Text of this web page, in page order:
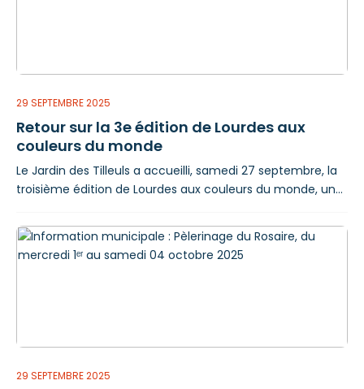
29 SEPTEMBRE 2025
Retour sur la 3e édition de Lourdes aux
couleurs du monde
Le Jardin des Tilleuls a accueilli, samedi 27 septembre, la
troisième édition de Lourdes aux couleurs du monde, une
année, c'est le thème des jeux du monde qui a été mis à
l'honneur, offrant aux visiteurs un voyage ludique et
instructif à travers les traditions de différents continents.
29 SEPTEMBRE 2025